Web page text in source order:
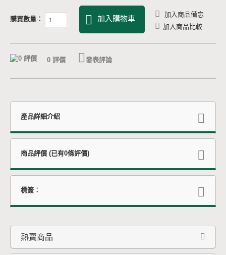
購買數量︰ 加入購物車
加入商品備忘
加入商品比較
0 評價 發表評論
產品詳細介紹
商品評價 (已有0條評價)
標簽︰
熱賣商品